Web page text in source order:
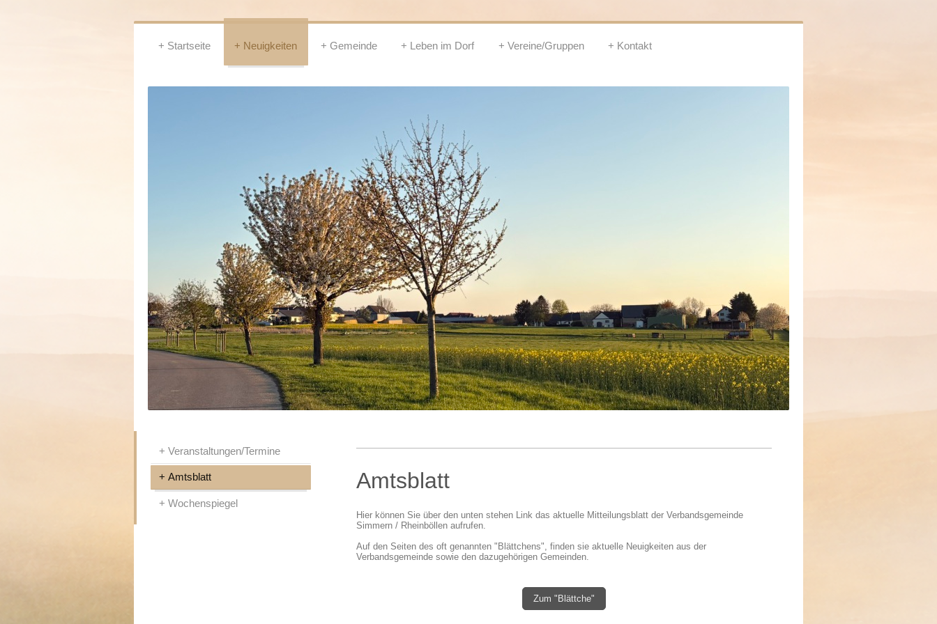
Startseite Neuigkeiten Gemeinde Leben im Dorf Vereine/Gruppen Kontakt
Amtsblatt
Hier können Sie über den unten stehen Link das aktuelle Mitteilungsblatt der Verbandsgemeinde
Simmern / Rheinböllen aufrufen.
Auf den Seiten des oft genannten "Blättchens", finden sie aktuelle Neuigkeiten aus der
Verbandsgemeinde sowie den dazugehörigen Gemeinden.
Zum "Blättche"
Veranstaltungen/Termine
Amtsblatt
Wochenspiegel